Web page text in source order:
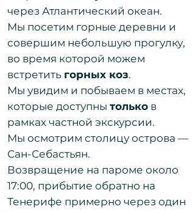
через Атлантический океан.
Мы посетим горные деревни и
совершим небольшую прогулку,
во время которой можем
встретить горных коз.
Мы увидим и побываем в местах,
которые доступны только в
рамках частной экскурсии.
Мы осмотрим столицу острова —
Сан-Себастьян.
Возвращение на пароме около
17:00, прибытие обратно на
Тенерифе примерно через один